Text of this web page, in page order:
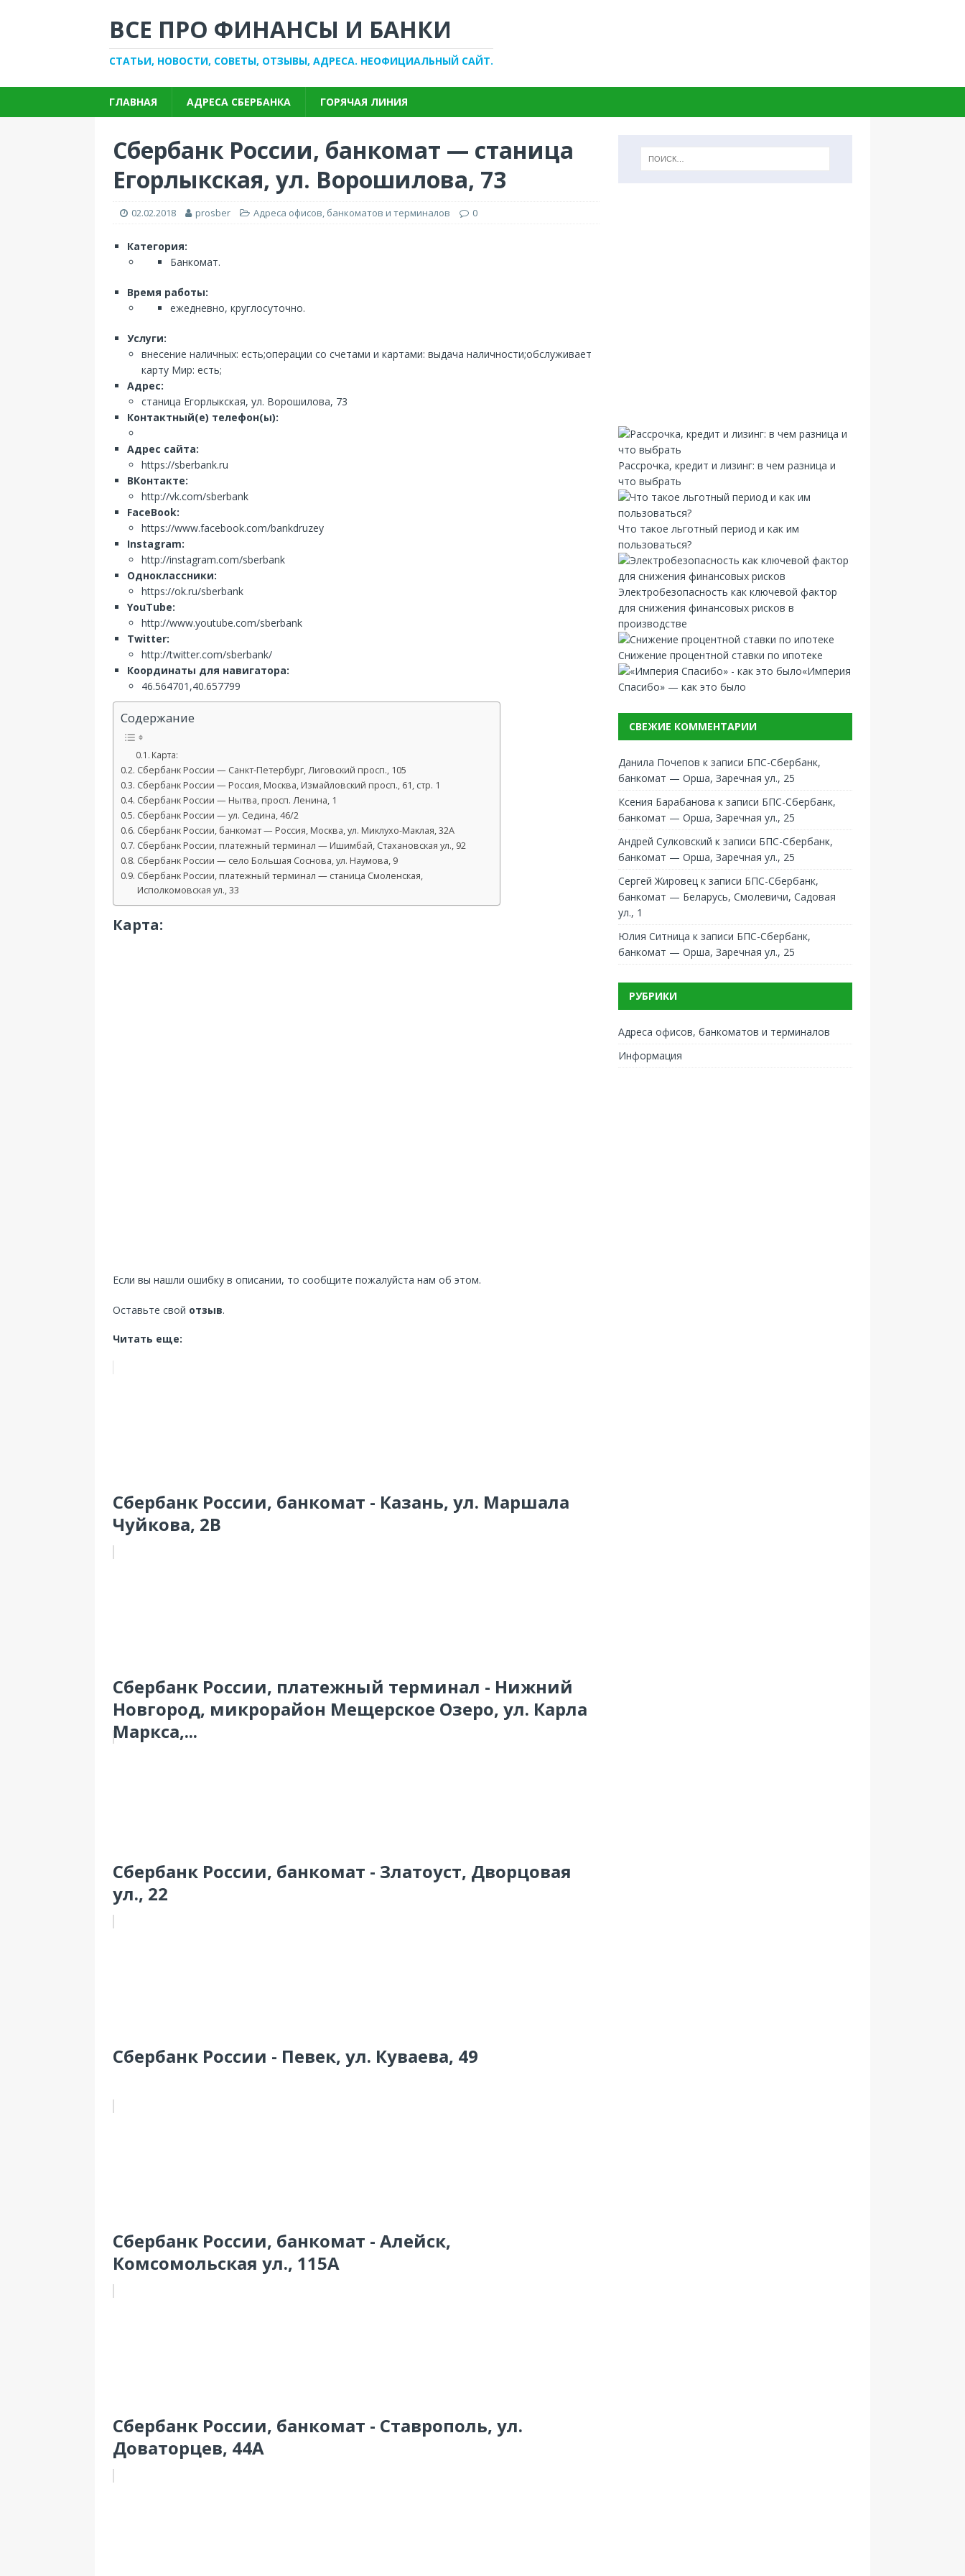
ВСЕ ПРО ФИНАНСЫ И БАНКИ
СТАТЬИ, НОВОСТИ, СОВЕТЫ, ОТЗЫВЫ, АДРЕСА. НЕОФИЦИАЛЬНЫЙ САЙТ.
ГЛАВНАЯ АДРЕСА СБЕРБАНКА ГОРЯЧАЯ ЛИНИЯ
Сбербанк России, банкомат — станица
Егорлыкская, ул. Ворошилова, 73
02.02.2018 prosber Адреса офисов, банкоматов и терминалов 0
Категория:
Банкомат.
Время работы:
ежедневно, круглосуточно.
Услуги:
внесение наличных: есть;операции со счетами и картами: выдача наличности;обслуживает
карту Мир: есть;
Адрес:
станица Егорлыкская, ул. Ворошилова, 73
Контактный(е) телефон(ы):
Адрес сайта:
https://sberbank.ru
ВКонтакте:
http://vk.com/sberbank
FaceBook:
https://www.facebook.com/bankdruzey
Instagram:
http://instagram.com/sberbank
Одноклассники:
https://ok.ru/sberbank
YouTube:
http://www.youtube.com/sberbank
Twitter:
http://twitter.com/sberbank/
Координаты для навигатора:
46.564701,40.657799
Содержание
Карта:
Сбербанк России — Санкт-Петербург, Лиговский просп., 105
Сбербанк России — Россия, Москва, Измайловский просп., 61, стр. 1
Сбербанк России — Нытва, просп. Ленина, 1
Сбербанк России — ул. Седина, 46/2
Сбербанк России, банкомат — Россия, Москва, ул. Миклухо-Маклая, 32А
Сбербанк России, платежный терминал — Ишимбай, Стахановская ул., 92
Сбербанк России — село Большая Соснова, ул. Наумова, 9
Сбербанк России, платежный терминал — станица Смоленская,
Исполкомовская ул., 33
Карта:
Если вы нашли ошибку в описании, то сообщите пожалуйста нам об этом.
Оставьте свой отзыв.
Читать еще:
Сбербанк России, банкомат - Казань, ул. Маршала
Чуйкова, 2В
Сбербанк России, платежный терминал - Нижний
Новгород, микрорайон Мещерское Озеро, ул. Карла
Маркса,...
Сбербанк России, банкомат - Златоуст, Дворцовая
ул., 22
Сбербанк России - Певек, ул. Куваева, 49
Сбербанк России, банкомат - Алейск,
Комсомольская ул., 115А
Сбербанк России, банкомат - Ставрополь, ул.
Доваторцев, 44А
Рассрочка, кредит и лизинг: в чем разница и
что выбрать
Что такое льготный период и как им
пользоваться?
Электробезопасность как ключевой фактор
для снижения финансовых рисков в
производстве
Снижение процентной ставки по ипотеке
«Империя
Спасибо» — как это было
СВЕЖИЕ КОММЕНТАРИИ
Данила Почепов к записи БПС-Сбербанк,
банкомат — Орша, Заречная ул., 25
Ксения Барабанова к записи БПС-Сбербанк,
банкомат — Орша, Заречная ул., 25
Андрей Сулковский к записи БПС-Сбербанк,
банкомат — Орша, Заречная ул., 25
Сергей Жировец к записи БПС-Сбербанк,
банкомат — Беларусь, Смолевичи, Садовая
ул., 1
Юлия Ситница к записи БПС-Сбербанк,
банкомат — Орша, Заречная ул., 25
РУБРИКИ
Адреса офисов, банкоматов и терминалов
Информация